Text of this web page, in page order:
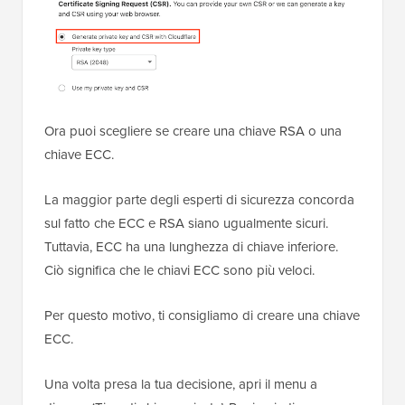
Ora puoi scegliere se creare una chiave RSA o una
chiave ECC.
La maggior parte degli esperti di sicurezza concorda
sul fatto che ECC e RSA siano ugualmente sicuri.
Tuttavia, ECC ha una lunghezza di chiave inferiore.
Ciò significa che le chiavi ECC sono più veloci.
Per questo motivo, ti consigliamo di creare una chiave
ECC.
Una volta presa la tua decisione, apri il menu a